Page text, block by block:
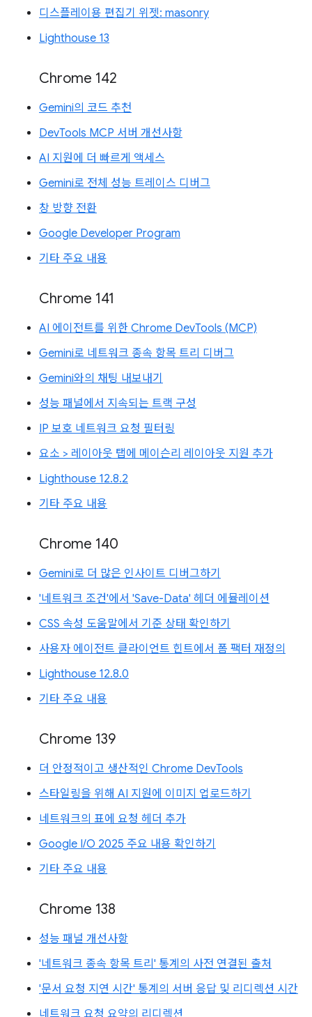
디스플레이용 편집기 위젯: masonry
Lighthouse 13
Chrome 142
Gemini의 코드 추천
DevTools MCP 서버 개선사항
AI 지원에 더 빠르게 액세스
Gemini로 전체 성능 트레이스 디버그
창 방향 전환
Google Developer Program
기타 주요 내용
Chrome 141
AI 에이전트를 위한 Chrome DevTools (MCP)
Gemini로 네트워크 종속 항목 트리 디버그
Gemini와의 채팅 내보내기
성능 패널에서 지속되는 트랙 구성
IP 보호 네트워크 요청 필터링
요소 > 레이아웃 탭에 메이슨리 레이아웃 지원 추가
Lighthouse 12.8.2
기타 주요 내용
Chrome 140
Gemini로 더 많은 인사이트 디버그하기
'네트워크 조건'에서 'Save-Data' 헤더 에뮬레이션
CSS 속성 도움말에서 기준 상태 확인하기
사용자 에이전트 클라이언트 힌트에서 폼 팩터 재정의
Lighthouse 12.8.0
기타 주요 내용
Chrome 139
더 안정적이고 생산적인 Chrome DevTools
스타일링을 위해 AI 지원에 이미지 업로드하기
네트워크의 표에 요청 헤더 추가
Google I/O 2025 주요 내용 확인하기
기타 주요 내용
Chrome 138
성능 패널 개선사항
'네트워크 종속 항목 트리' 통계의 사전 연결된 출처
'문서 요청 지연 시간' 통계의 서버 응답 및 리디렉션 시간
네트워크 요청 요약의 리디렉션